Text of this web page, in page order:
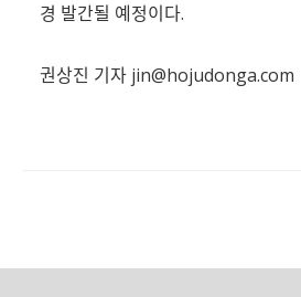
경 발간될 예정이다.
권상진 기자 jin@hojudonga.com